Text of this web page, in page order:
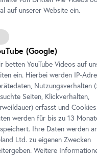
Himmelwärts"
auf unserer Website ein.
(Google)
bettenYouTube Videos auf
ein. Hierbei werden IP-
Nutzungsverhalten
Seiten, Klickverhalten,
erfasst und
werden für bis zu 13
Ihre Daten werden
Ltd. zu eigenen Zwecken
Weitere